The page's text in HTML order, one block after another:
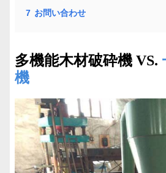
7 お問い合わせ
多機能木材破砕機 VS.
機